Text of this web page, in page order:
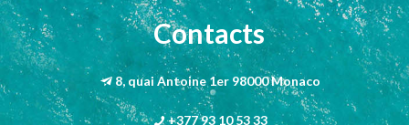
Contacts
8, quai Antoine 1er 98000 Monaco
+377 93 10 53 33